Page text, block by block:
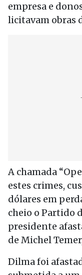
empresa e
licitavam obras
A chamada
estes crimes,
dólares em
cheio o Partido
presidente
de Michel
Dilma foi